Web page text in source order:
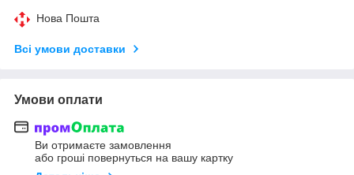
Нова Пошта
Всі умови доставки
Умови оплати
Ви отримаєте замовлення
або гроші повернуться на вашу картку